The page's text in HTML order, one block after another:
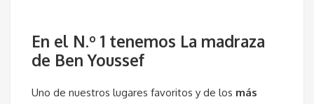
En el N.º 1 tenemos La madraza
de Ben Youssef
Uno de nuestros lugares favoritos y de los más